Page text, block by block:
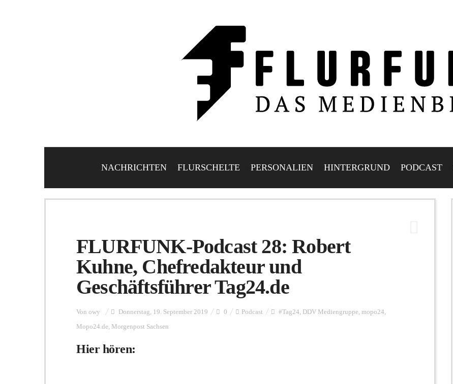
NACHRICHTEN FLURSCHELTE PERSONALIEN HINTERGRUND PODCAST
FLURFUNK-Podcast 28: Robert
Kuhne, Chefredakteur und
Geschäftsführer Tag24.de
Von owy Donnerstag, 19. September 2019 0 Podcast #Tag24, DDV Mediengruppe, mopo24,
Mopo24.de, Morgenpost Sachsen
Hier hören: